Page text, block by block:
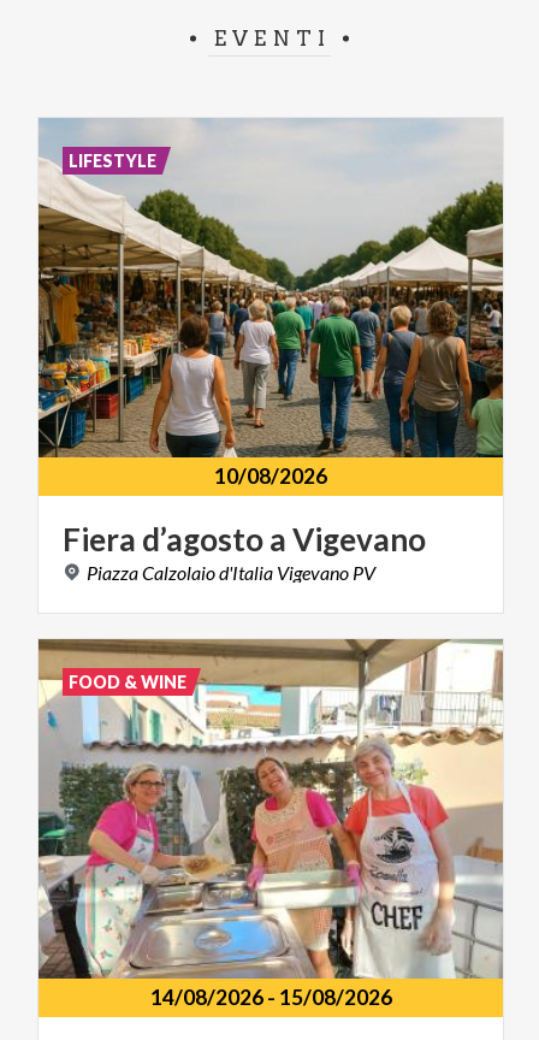
EVENTI
10/08/2026
Fiera d’agostoaVigevano
PiazzaCalzolaiod'Italia Vigevano PV
LIFESTYLE
14/08/2026- 15/08/2026
FOOD & WINE